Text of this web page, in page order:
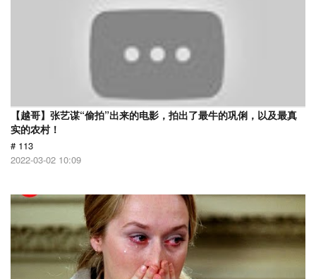
【越哥】张艺谋“偷拍”出来的电影，拍出了最牛的巩俐，以及最真
实的农村！
# 113
2022-03-02 10:09